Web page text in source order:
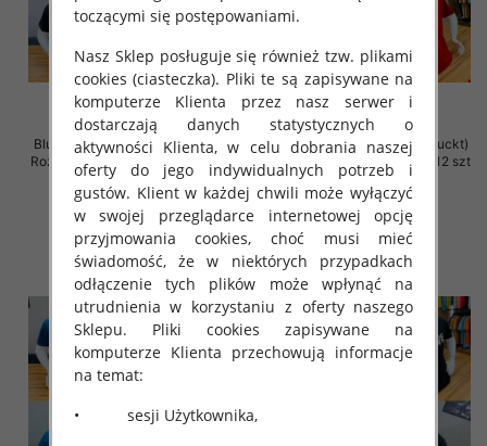
Bluzka męska (Turecki produckt)
Roz M-2XL. 1 Kolor Paczka 12 szt
26.00 zł
szczegóły
Bluzka męska (Turecki produckt)
Roz M-2XL. 1 Kolor Paczka 12 szt
26.00 zł
szczegóły
toczącymi się postępowaniami.
Nasz Sklep posługuje się również tzw. plikami
cookies (ciasteczka). Pliki te są zapisywane na
komputerze Klienta przez nasz serwer i
dostarczają danych statystycznych o
aktywności Klienta, w celu dobrania naszej
oferty do jego indywidualnych potrzeb i
gustów. Klient w każdej chwili może wyłączyć
w swojej przeglądarce internetowej opcję
przyjmowania cookies, choć musi mieć
świadomość, że w niektórych przypadkach
odłączenie tych plików może wpłynąć na
utrudnienia w korzystaniu z oferty naszego
Sklepu. Pliki cookies zapisywane na
komputerze Klienta przechowują informacje
na temat:
• sesji Użytkownika,